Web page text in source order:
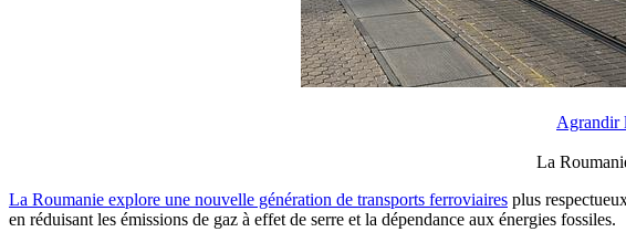
Agrandir
La
La Roumanie explore une nouvelle génération de transports ferroviaires plus
en réduisant les émissions de gaz à effet de serre et la dépendance aux énergies fossiles.